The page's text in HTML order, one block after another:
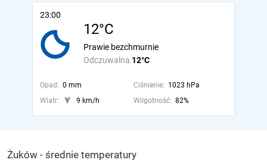
23:00
12°C
Odczuwalna 12°C
Prawie bezchmurnie
Opad: 0 mm Ciśnienie: 1023 hPa
Wiatr:
9 km/h Wilgotność: 82%
Żuków - średnie temperatury